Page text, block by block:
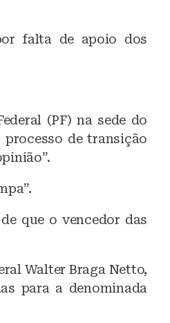
falta de apoio dos
(PF) na sede do
de transição
que o vencedor das
Walter Braga Netto,
para a denominada